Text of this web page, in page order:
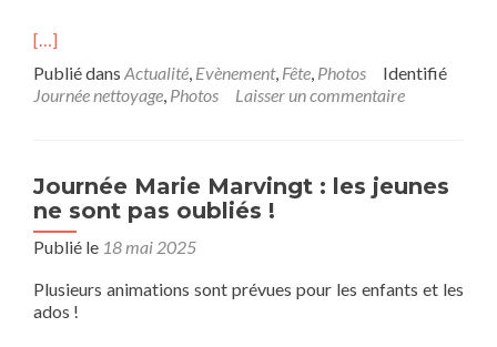
[…]
Publié dans Actualité Evènement, Fête Photos
Identifié
Journée nettoyage Photos Laisser un commentaire
Journée Marie Marvingt : les jeunes
ne sont pas oubliés !
Publié le 18 mai 2025
Plusieurs animations sont prévues pour les enfants et les
ados !